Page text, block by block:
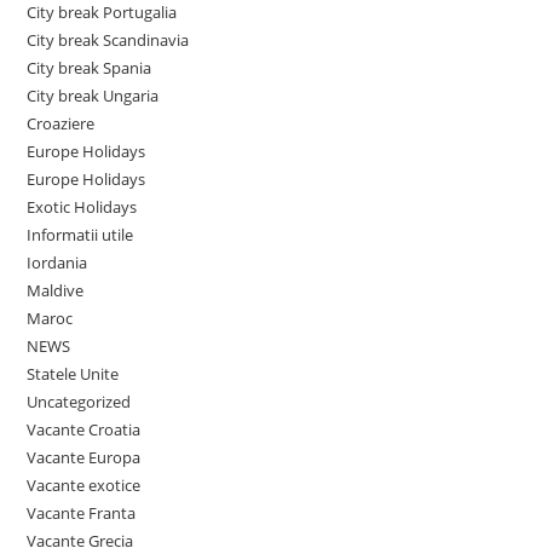
City break Portugalia
City break Scandinavia
City break Spania
City break Ungaria
Croaziere
Europe Holidays
Europe Holidays
Exotic Holidays
Informatii utile
Iordania
Maldive
Maroc
NEWS
Statele Unite
Uncategorized
Vacante Croatia
Vacante Europa
Vacante exotice
Vacante Franta
Vacante Grecia